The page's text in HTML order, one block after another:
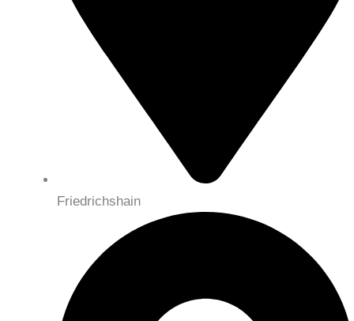
Friedrichshain